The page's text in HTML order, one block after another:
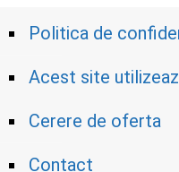
Politica de
Acest site
Cerere de oferta
Contact